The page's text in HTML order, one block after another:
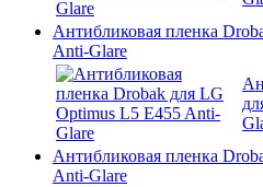
Антибликовая пленка
Anti-Glare
Антибликовая пленка
Anti-Glare